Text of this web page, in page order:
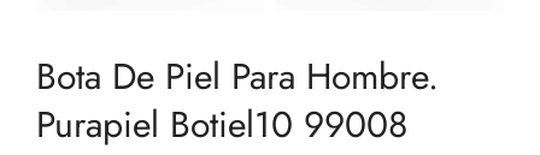
Bota De Piel Para Hombre.
Purapiel Botiel10 99008